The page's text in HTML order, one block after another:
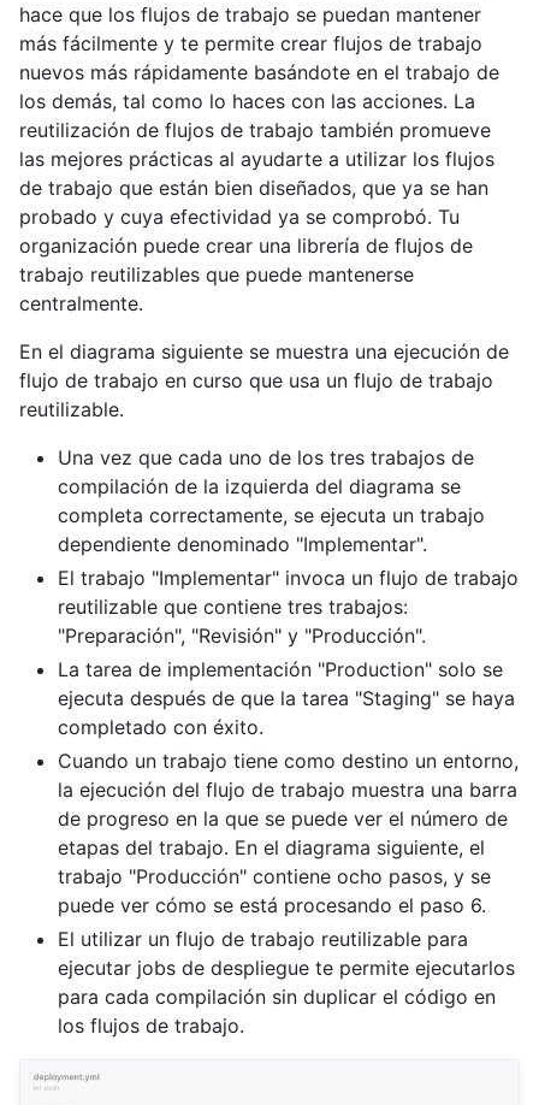
hace que los flujos de trabajo se puedan mantener
más fácilmente y te permite crear flujos de trabajo
nuevos más rápidamente basándote en el trabajo de
los demás, tal como lo haces con las acciones. La
reutilización de flujos de trabajo también promueve
las mejores prácticas al ayudarte a utilizar los flujos
de trabajo que están bien diseñados, que ya se han
probado y cuya efectividad ya se comprobó. Tu
organización puede crear una librería de flujos de
trabajo reutilizables que puede mantenerse
centralmente.
En el diagrama siguiente se muestra una ejecución de
flujo de trabajo en curso que usa un flujo de trabajo
reutilizable.
Una vez que cada uno de los tres trabajos de
compilación de la izquierda del diagrama se
completa correctamente, se ejecuta un trabajo
dependiente denominado "Implementar".
El trabajo "Implementar" invoca un flujo de trabajo
reutilizable que contiene tres trabajos:
"Preparación", "Revisión" y "Producción".
La tarea de implementación "Production" solo se
ejecuta después de que la tarea "Staging" se haya
completado con éxito.
Cuando un trabajo tiene como destino un entorno,
la ejecución del flujo de trabajo muestra una barra
de progreso en la que se puede ver el número de
etapas del trabajo. En el diagrama siguiente, el
trabajo "Producción" contiene ocho pasos, y se
puede ver cómo se está procesando el paso 6.
El utilizar un flujo de trabajo reutilizable para
ejecutar jobs de despliegue te permite ejecutarlos
para cada compilación sin duplicar el código en
los flujos de trabajo.